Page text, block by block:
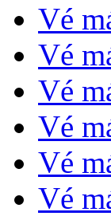
Vé
Vé
Vé
Vé
Vé
Vé